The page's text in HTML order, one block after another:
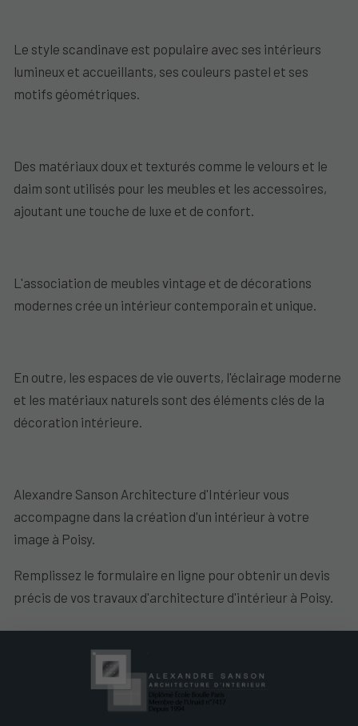
Le style scandinave est populaire avec ses intérieurs
lumineux et accueillants, ses couleurs pastel et ses
motifs géométriques.
Des matériaux doux et texturés comme le velours et le
daim sont utilisés pour les meubles et les accessoires,
ajoutant une touche de luxe et de confort.
L'association de meubles vintage et de décorations
modernes crée un intérieur contemporain et unique.
En outre, les espaces de vie ouverts, l'éclairage moderne
et les matériaux naturels sont des éléments clés de la
décoration intérieure.
Alexandre Sanson Architecture d'Intérieur vous
accompagne dans la création d'un intérieur à votre
image à Poisy.
Remplissez le formulaire en ligne pour obtenir un devis
précis de vos travaux d'architecture d'intérieur à Poisy.